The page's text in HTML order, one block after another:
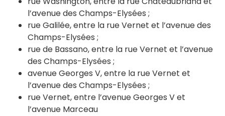
l’avenue des Champs-Elysées ;
rue Galilée, entre la rue Vernet et l’avenue des
Champs-Elysées ;
rue de Bassano, entre la rue Vernet et l’avenue
des Champs-Elysées ;
avenue Georges V, entre la rue Vernet et
l’avenue des Champs-Elysées ;
rue Vernet, entre l’avenue Georges V et
l’avenue Marceau